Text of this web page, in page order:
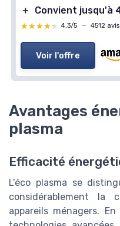
＋
Convient jusqu'à
★★★★★
★★★★★ 4,3/5 — 4512 avis
Voir l'offre
Avantages
plasma
Efficacité
L'éco plasma se
considérablement la
appareils ménagers.